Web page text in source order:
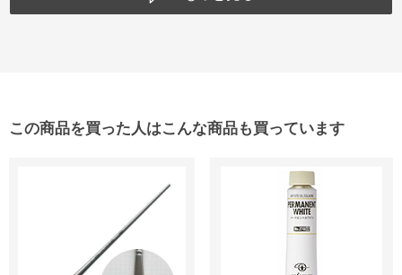
この商品を買った人はこんな商品も買っています